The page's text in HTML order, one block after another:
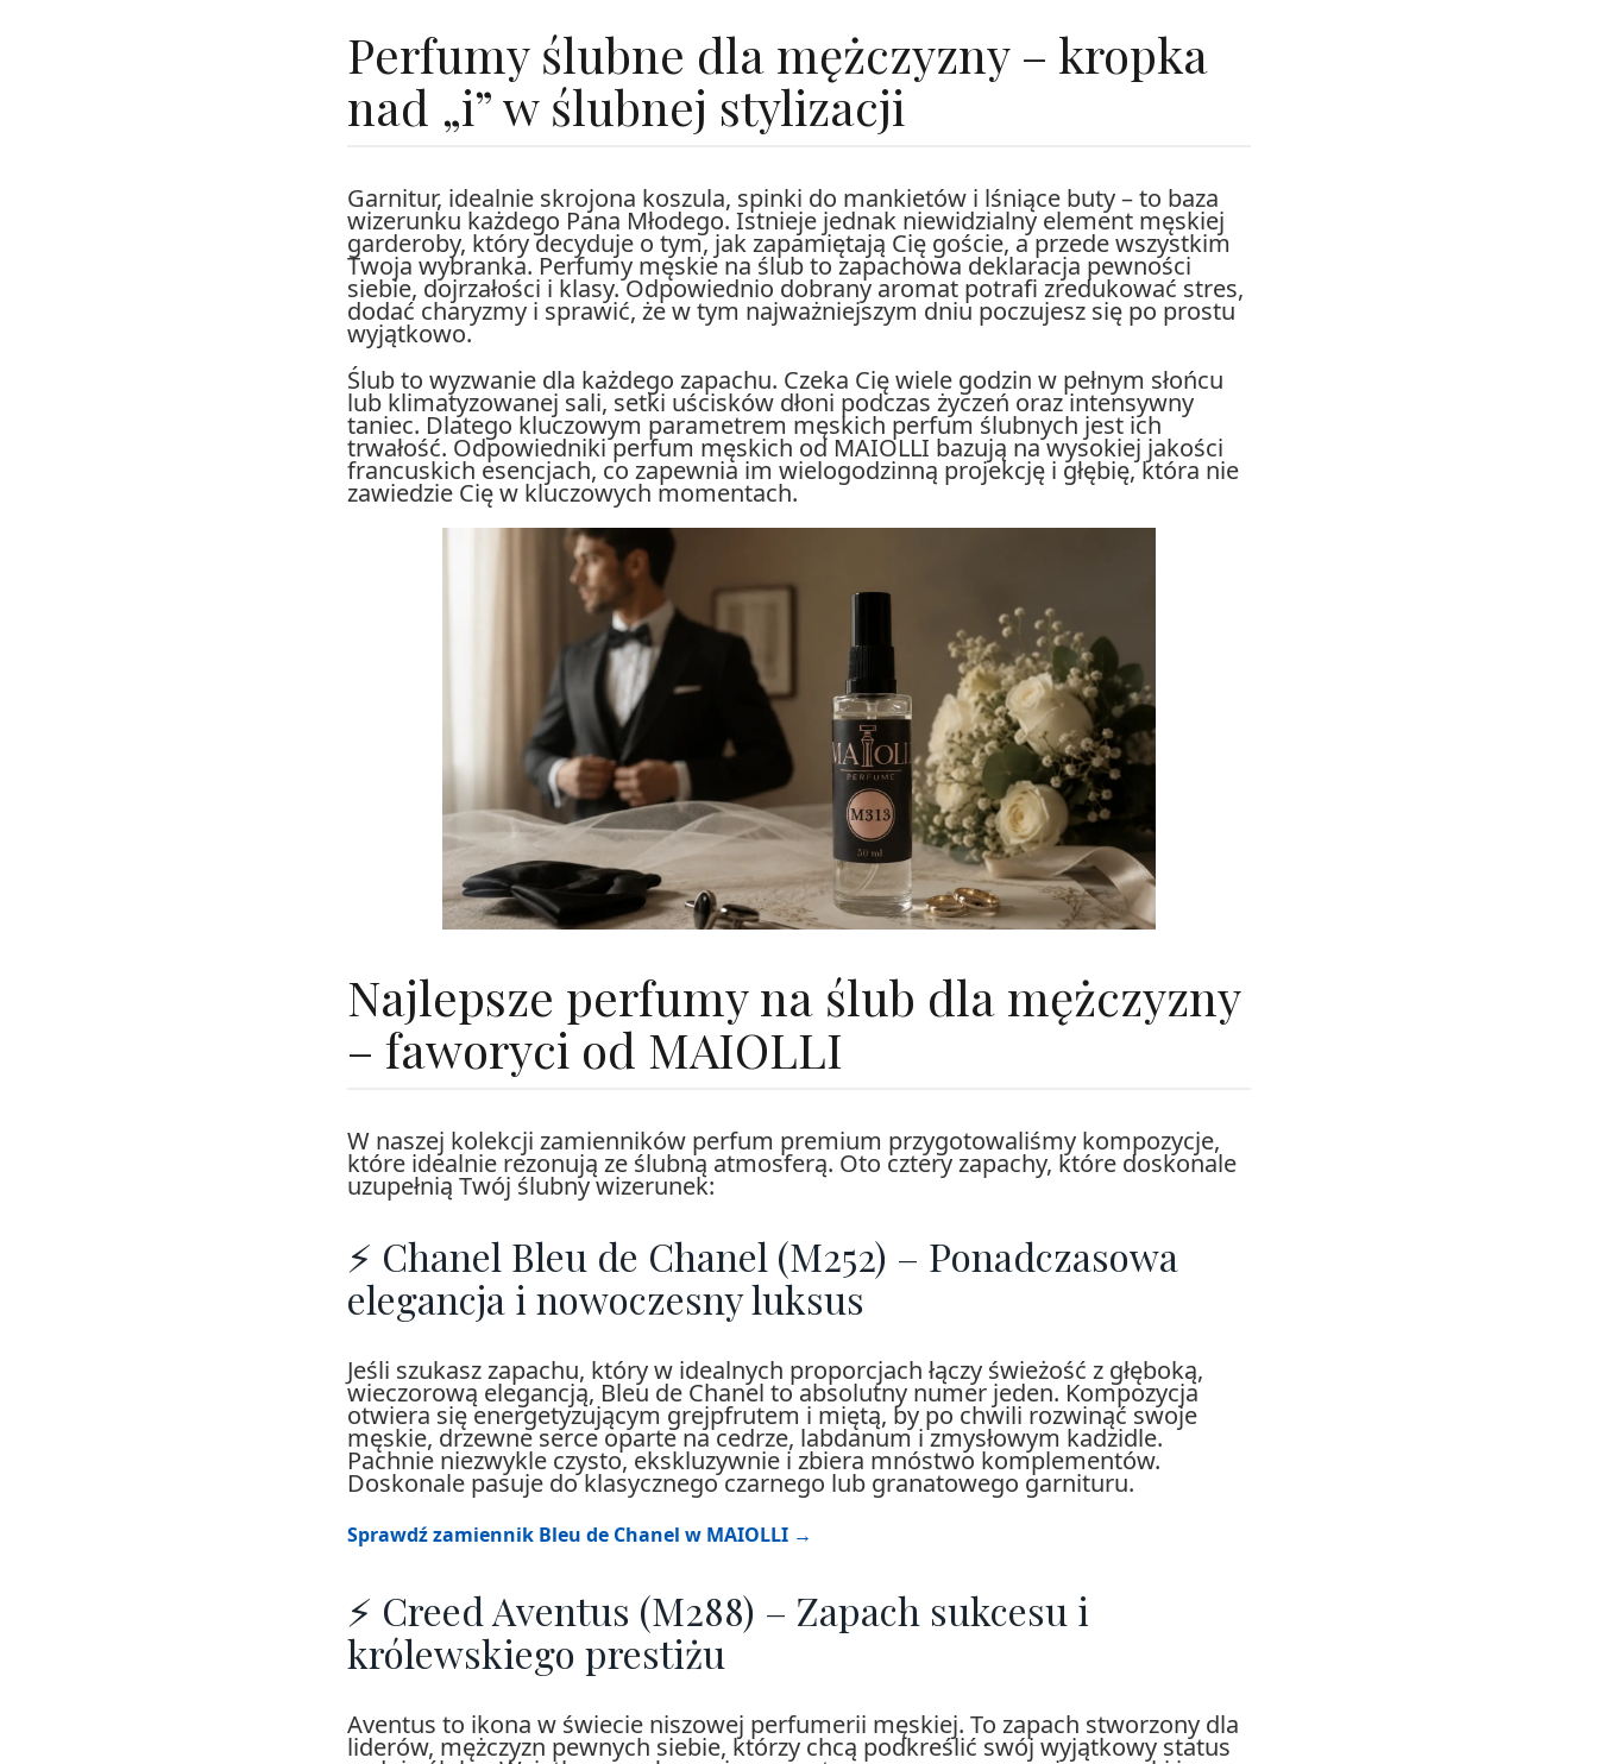
Perfumy ślubne dla mężczyzny – kropka
nad „i” w ślubnej stylizacji
Garnitur, idealnie skrojona koszula, spinki do mankietów i lśniące buty – to baza
wizerunku każdego Pana Młodego. Istnieje jednak niewidzialny element męskiej
garderoby, który decyduje o tym, jak zapamiętają Cię goście, a przede wszystkim
Twoja wybranka. Perfumy męskie na ślub to zapachowa deklaracja pewności
siebie, dojrzałości i klasy. Odpowiednio dobrany aromat potrafi zredukować stres,
dodać charyzmy i sprawić, że w tym najważniejszym dniu poczujesz się po prostu
wyjątkowo.
Ślub to wyzwanie dla każdego zapachu. Czeka Cię wiele godzin w pełnym słońcu
lub klimatyzowanej sali, setki uścisków dłoni podczas życzeń oraz intensywny
taniec. Dlatego kluczowym parametrem męskich perfum ślubnych jest ich
trwałość. Odpowiedniki perfum męskich od MAIOLLI bazują na wysokiej jakości
francuskich esencjach, co zapewnia im wielogodzinną projekcję i głębię, która nie
zawiedzie Cię w kluczowych momentach.
Najlepsze perfumy na ślub dla mężczyzny
– faworyci od MAIOLLI
W naszej kolekcji zamienników perfum premium przygotowaliśmy kompozycje,
które idealnie rezonują ze ślubną atmosferą. Oto cztery zapachy, które doskonale
uzupełnią Twój ślubny wizerunek:
⚡ Chanel Bleu de Chanel (M252) – Ponadczasowa
elegancja i nowoczesny luksus
Jeśli szukasz zapachu, który w idealnych proporcjach łączy świeżość z głęboką,
wieczorową elegancją, Bleu de Chanel to absolutny numer jeden. Kompozycja
otwiera się energetyzującym grejpfrutem i miętą, by po chwili rozwinąć swoje
męskie, drzewne serce oparte na cedrze, labdanum i zmysłowym kadzidle.
Pachnie niezwykle czysto, ekskluzywnie i zbiera mnóstwo komplementów.
Doskonale pasuje do klasycznego czarnego lub granatowego garnituru.
Sprawdź zamiennik Bleu de Chanel w MAIOLLI →
⚡ Creed Aventus (M288) – Zapach sukcesu i
królewskiego prestiżu
Aventus to ikona w świecie niszowej perfumerii męskiej. To zapach stworzony dla
liderów, mężczyzn pewnych siebie, którzy chcą podkreślić swój wyjątkowy status